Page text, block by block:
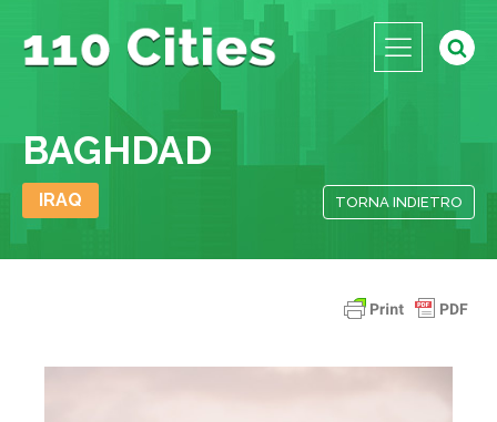
BAGHDAD
IRAQ TORNA INDIETRO